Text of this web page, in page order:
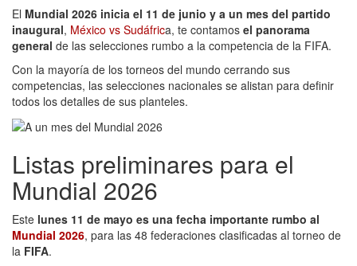
El Mundial 2026 inicia el 11 de junio y a un mes del partido
inaugural, México vs Sudáfrica, te contamos el panorama
general de las selecciones rumbo a la competencia de la FIFA.
Con la mayoría de los torneos del mundo cerrando sus
competencias, las selecciones nacionales se alistan para definir
todos los detalles de sus planteles.
Listas preliminares para el
Mundial 2026
Este lunes 11 de mayo es una fecha importante rumbo al
Mundial 2026, para las 48 federaciones clasificadas al torneo de
la FIFA.